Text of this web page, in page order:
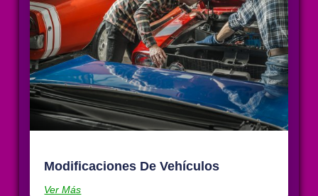
Modificaciones De Vehículos
Ver Más